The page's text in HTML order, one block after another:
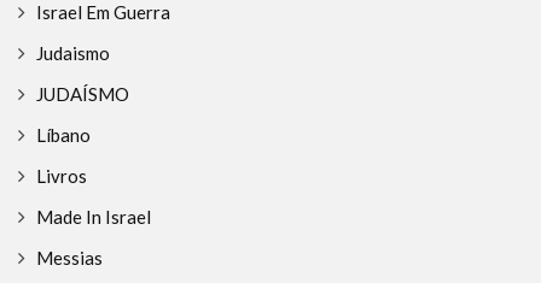
Israel Em Guerra
Judaismo
JUDAÍSMO
Líbano
Livros
Made In Israel
Messias